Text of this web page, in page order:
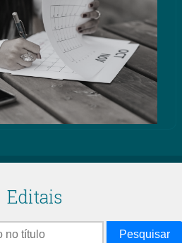
Editais
Pesquisar